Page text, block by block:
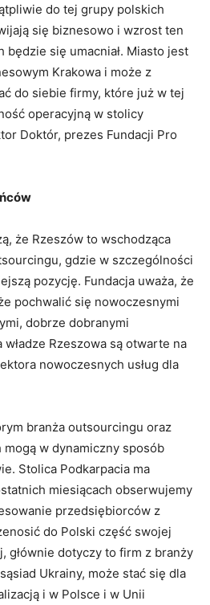
do tej grupy polskich
się biznesowo i wzrost ten
będzie się umacniał. Miasto jest
Krakowa i może z
do siebie firmy, które już w tej
operacyjną w stolicy
Doktór, prezes Fundacji Pro
że Rzeszów to wschodząca
gdzie w szczególności
pozycję. Fundacja uważa, że
pochwalić się nowoczesnymi
dobrze dobranymi
Rzeszowa są otwarte na
nowoczesnych usług dla
branża outsourcingu oraz
mogą w dynamiczny sposób
Stolica Podkarpacia ma
miesiącach obserwujemy
przedsiębiorców z
do Polski część swojej
głównie dotyczy to firm z branży
Ukrainy, może stać się dla
i w Polsce i w Unii